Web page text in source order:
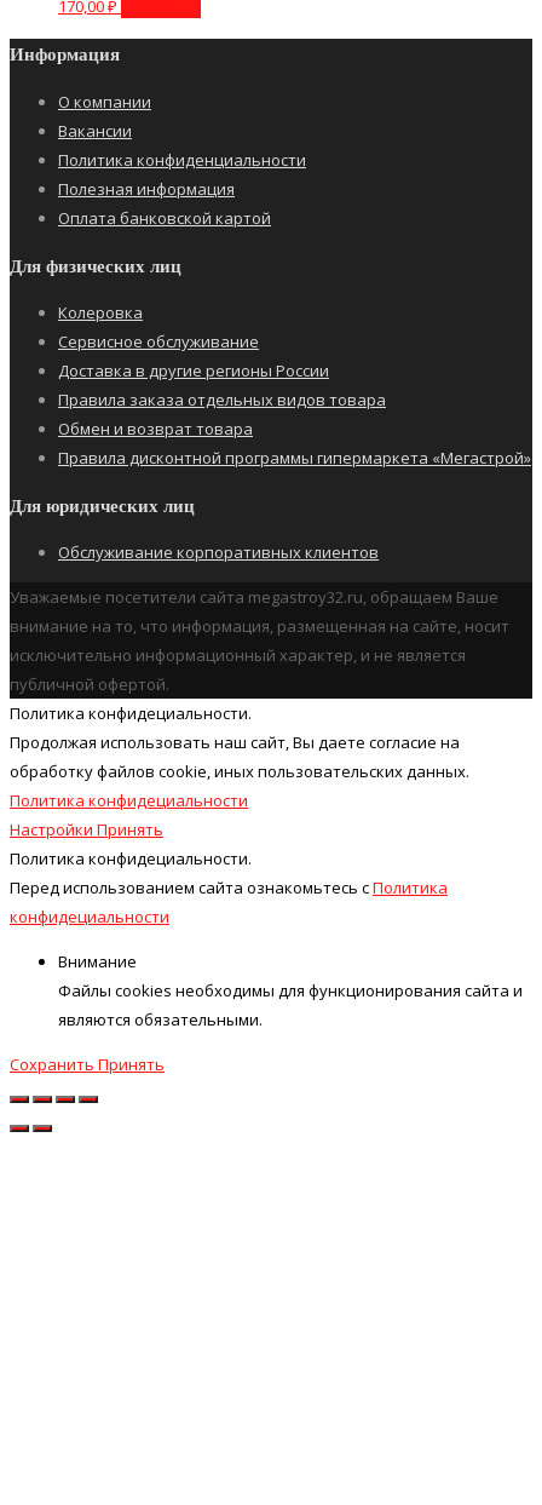
170,00₽
Информация
О компании
Вакансии
Политика конфиденциальности
Полезная информация
Оплата банковской картой
Для физических лиц
Колеровка
Сервисное обслуживание
Доставка в другие регионы России
Правила заказа отдельных видов товара
Обмен и возврат товара
Правила дисконтной программы гипермаркета «Мегастрой»
Для юридических лиц
Обслуживание корпоративных клиентов
Уважаемые посетители сайта megastroy32.ru, обращаем Ваше
внимание на то, что информация, размещенная на сайте, носит
исключительно информационный характер, и не является
публичной офертой.
Политика конфидециальности.
Продолжая использовать наш cайт, Вы даете согласие на
обработку файлов cookie, иных пользовательских данных.
Политика конфидециальности
Настройки Принять
Политика конфидециальности.
Перед использованием сайта ознакомьтесь сПолитика
конфидециальности
Внимание
Файлы cookies необходимы для функционирования сайта и
являются обязательными.
Сохранить Принять